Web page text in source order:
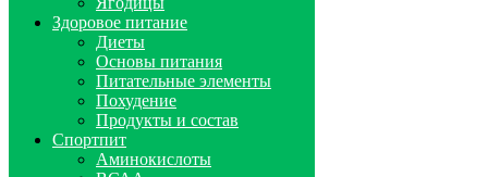
Здоровое питание
Диеты
Основы питания
Питательные элементы
Похудение
Продукты и состав
Спортпит
Аминокислоты